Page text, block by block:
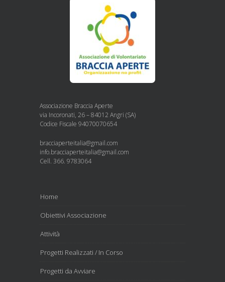
Associazione Braccia Aperte
via Incoronati, 26 – 84012 Angri (SA)
Codice Fiscale 94070070654
bracciaperteitalia@gmail.com
info.bracciaperteitalia@gmail.com
Cell. 366. 9783064
Home
Obiettivi Associazione
Attività
Progetti Realizzati / In Corso
Progetti da Avviare